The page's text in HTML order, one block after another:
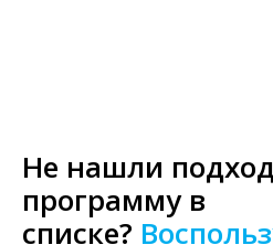
Не нашли
программу в
списке?